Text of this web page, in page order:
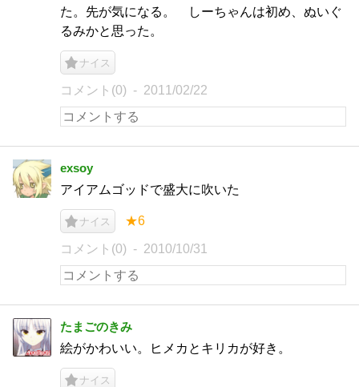
た。先が気になる。 しーちゃんは初め、ぬいぐ
るみかと思った。
ナイス
コメント(0) 2011/02/22
exsoy
アイアムゴッドで盛大に吹いた
ナイス ★6
コメント(0) 2010/10/31
たまごのきみ
絵がかわいい。ヒメカとキリカが好き。
ナイス